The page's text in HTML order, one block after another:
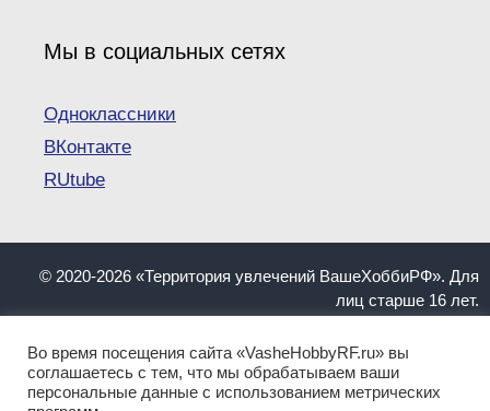
Мы в социальных сетях
Одноклассники
ВКонтакте
RUtube
© 2020-2026 «Территория увлечений ВашеХоббиРФ». Для
лиц старше 16 лет.
VasheHobbyRF.ru обязательна.
Информация, представленная на сайте, не должна
пониматься как инструкция. Имеются противопоказания.
Во время посещения сайта «VasheHobbyRF.ru» вы
соглашаетесь с тем, что мы обрабатываем ваши
персональные данные с использованием метрических